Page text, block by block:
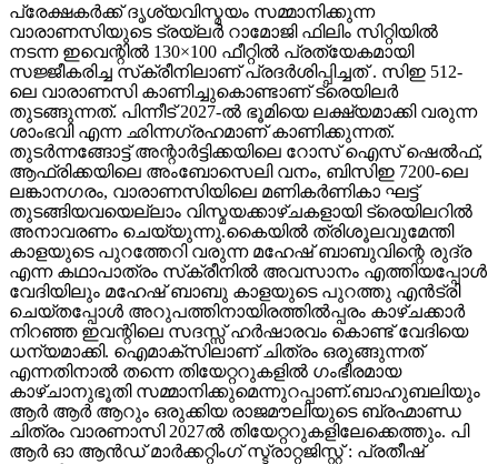
പ്രേക്ഷകർക്ക് ദൃശ്യവിസ്മയം സമ്മാനിക്കുന്ന
വാരാണസിയുടെ ട്രയ്ലർ റാമോജി ഫിലിം സിറ്റിയിൽ
നടന്ന ഇവെന്റിൽ 130×100 ഫീറ്റിൽ പ്രത്യേകമായി
സജ്ജീകരിച്ച സ്‌ക്രീനിലാണ് പ്രദർശിപ്പിച്ചത് . സിഇ 512-
ലെ വാരാണസി കാണിച്ചുകൊണ്ടാണ് ട്രെയിലര്‍
തുടങ്ങുന്നത്. പിന്നീട് 2027-ല്‍ ഭൂമിയെ ലക്ഷ്യമാക്കി വരുന്ന
ശാംഭവി എന്ന ഛിന്നഗ്രഹമാണ് കാണിക്കുന്നത്.
തുടര്‍ന്നങ്ങോട്ട് അന്റാര്‍ട്ടിക്കയിലെ റോസ് ഐസ് ഷെല്‍ഫ്,
ആഫ്രിക്കയിലെ അംബോസെലി വനം, ബിസിഇ 7200-ലെ
ലങ്കാനഗരം, വാരാണസിയിലെ മണികര്‍ണികാ ഘട്ട്
തുടങ്ങിയവയെല്ലാം വിസ്മയക്കാഴ്ചകളായി ട്രെയിലറില്‍
അനാവരണം ചെയ്യുന്നു.കൈയില്‍ ത്രിശൂലവുമേന്തി
കാളയുടെ പുറത്തേറി വരുന്ന മഹേഷ് ബാബുവിന്റെ രുദ്ര
എന്ന കഥാപാത്രം സ്‌ക്രീനിൽ അവസാനം എത്തിയപ്പോൾ
വേദിയിലും മഹേഷ് ബാബു കാളയുടെ പുറത്തു എൻട്രി
ചെയ്തപ്പോൾ അറുപത്തിനായിരത്തിൽപ്പരം കാഴ്ചക്കാർ
നിറഞ്ഞ ഇവന്റിലെ സദസ്സ് ഹർഷാരവം കൊണ്ട് വേദിയെ
ധന്യമാക്കി. ഐമാക്‌സിലാണ് ചിത്രം ഒരുങ്ങുന്നത്
എന്നതിനാല്‍ തന്നെ തിയേറ്ററുകളില്‍ ഗംഭീരമായ
കാഴ്ചാനുഭൂതി സമ്മാനിക്കുമെന്നുറപ്പാണ്.ബാഹുബലിയും
ആർ ആർ ആറും ഒരുക്കിയ രാജമൗലിയുടെ ബ്രഹ്മാണ്ഡ
ചിത്രം വാരണാസി 2027ൽ തിയേറ്ററുകളിലേക്കെത്തും. പി
ആർ ഓ ആൻഡ് മാർക്കറ്റിംഗ് സ്ട്രാറ്റജിസ്റ്റ് : പ്രതീഷ്